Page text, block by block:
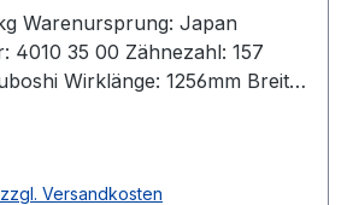
Warenursprung: Japan
4010 35 00 Zähnezahl: 157
Wirklänge: 1256mm Breite:
antistatisch: ja
Versandkosten